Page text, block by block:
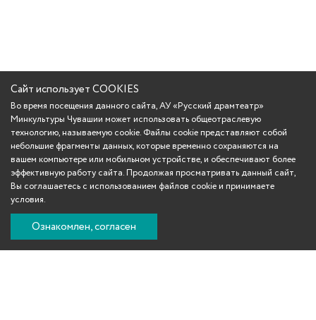
Сайт использует COOKIES
Во время посещения данного сайта, АУ «Русский драмтеатр»
Минкультуры Чувашии может использовать общеотраслевую
технологию, называемую cookie. Файлы cookie представляют собой
небольшие фрагменты данных, которые временно сохраняются на
вашем компьютере или мобильном устройстве, и обеспечивают более
эффективную работу сайта. Продолжая просматривать данный сайт,
Вы соглашаетесь с использованием файлов cookie и принимаете
условия.
Ознакомлен, согласен